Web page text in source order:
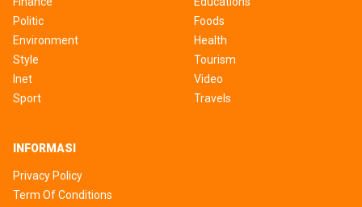
Politic
Environment
Style
Inet
Sport
Foods
Health
Tourism
Video
Travels
INFORMASI
Privacy Policy
Term Of Conditions